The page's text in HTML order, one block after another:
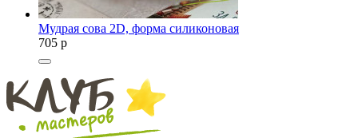
Мудрая сова 2D, форма силиконовая
705 p